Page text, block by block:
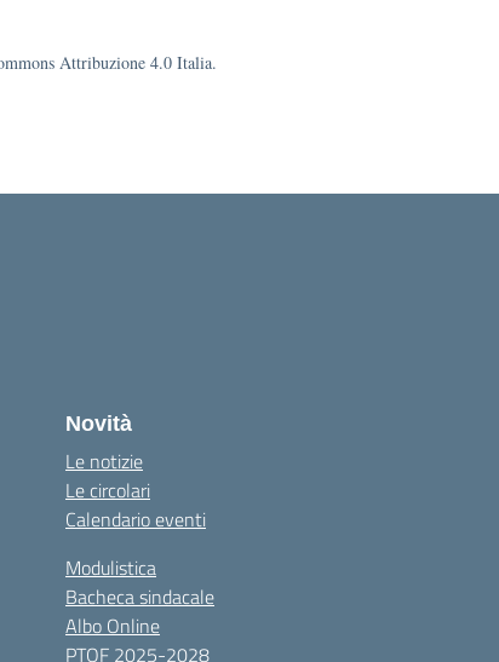
Attribuzione 4.0 Italia.
Novità
Le notizie
Le circolari
Calendario eventi
Modulistica
Bacheca sindacale
Albo Online
PTOF 2025-2028